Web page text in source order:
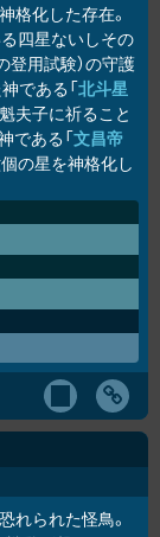
格化した存在。
る四星ないしその
登用試験）の守護
である「北斗星
夫子に祈ること
である「文昌帝
個の星を神格化し
れられた怪鳥。